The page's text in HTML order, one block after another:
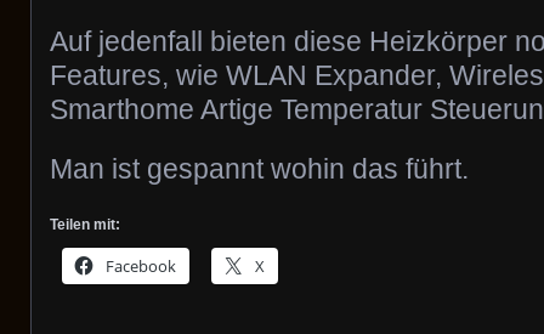
Auf jedenfall bieten diese Heizkörper
Features, wie WLAN Expander,
Smarthome Artige Temperatur
Man ist gespannt wohin das führt.
Teilen mit:
Facebook X